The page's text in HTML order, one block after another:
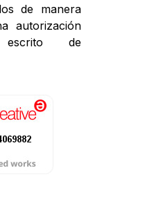
de manera
autorización
de